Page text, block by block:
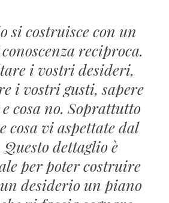
si costruisce con un
reciproca.
i vostri desideri,
i vostri gusti, sapere
cosa no. Soprattutto
cosa vi aspettate dal
dettaglio è
per poter costruire
desiderio un piano